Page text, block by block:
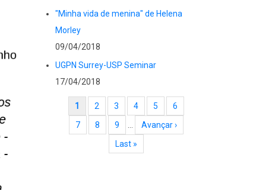
"Minha vida de menina" de Helena
Morley
09/04/2018
UGPN Surrey-USP Seminar
17/04/2018
Paginação
Página atual
1 Page
2 Page
3 Page
4 Page
5 Page
6
Page
7 Page
8 Page
9 Próxima página
Avançar ›
Última página
Last »